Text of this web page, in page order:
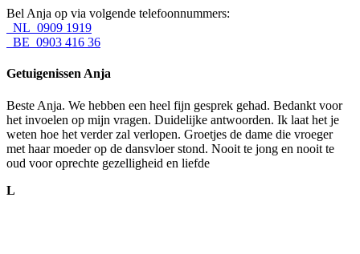
Bel Anja op via volgende telefoonnummers:
NL 0909 1919
BE 0903 416 36
Getuigenissen Anja
Beste Anja. We hebben een heel fijn gesprek gehad. Bedankt voor
het invoelen op mijn vragen. Duidelijke antwoorden. Ik laat het je
weten hoe het verder zal verlopen. Groetjes de dame die vroeger
met haar moeder op de dansvloer stond. Nooit te jong en nooit te
oud voor oprechte gezelligheid en liefde
L